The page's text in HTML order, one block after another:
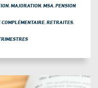
,MAJORATION,MSA,PENSION
,RETRAITES,